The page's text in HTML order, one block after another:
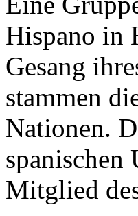
Hispano in
Gesang
stammen
Nationen.
spanischen
Mitglied